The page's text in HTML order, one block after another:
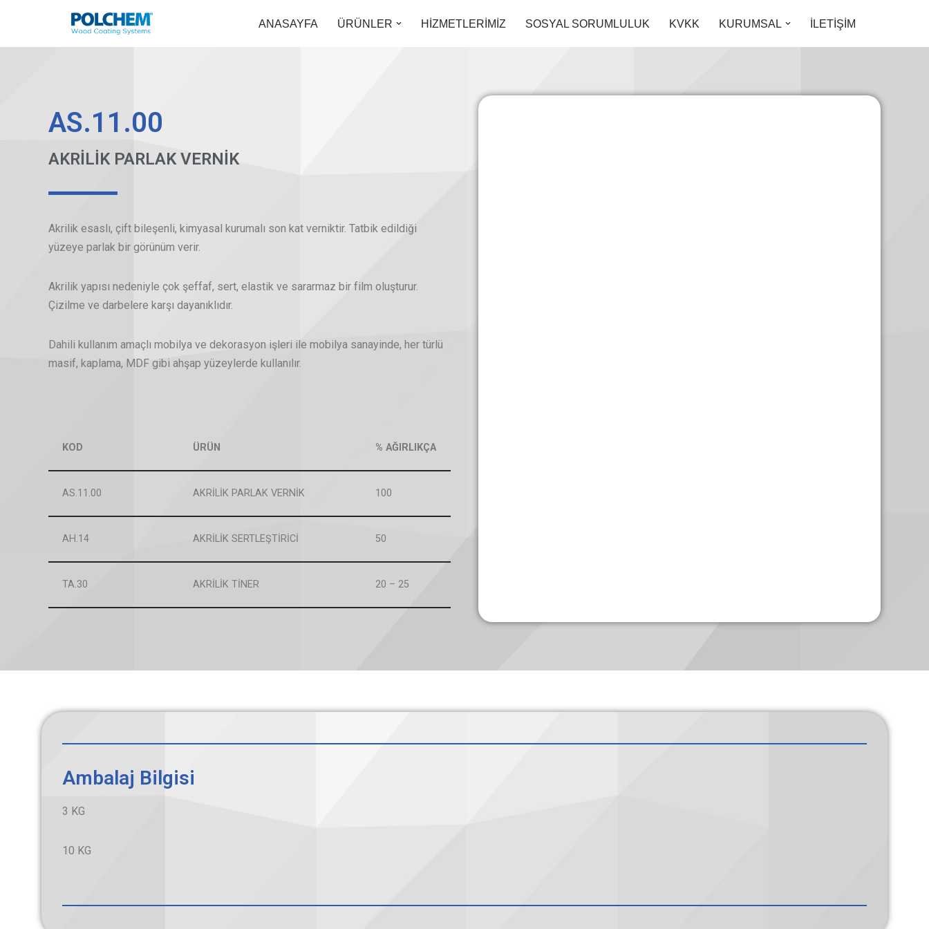
ANASAYFA ÜRÜNLER HİZMETLERİMİZ SOSYAL SORUMLULUK KVKK KURUMSAL İLETİŞİM
AS.11.00
AKRİLİK PARLAK VERNİK
Akrilik esaslı, çift bileşenli, kimyasal kurumalı son kat verniktir. Tatbik edildiği
yüzeye parlak bir görünüm verir.
Akrilik yapısı nedeniyle çok şeffaf, sert, elastik ve sararmaz bir film oluşturur.
Çizilme ve darbelere karşı dayanıklıdır.
Dahili kullanım amaçlı mobilya ve dekorasyon işleri ile mobilya sanayinde, her türlü
masif, kaplama, MDF gibi ahşap yüzeylerde kullanılır.
KOD ÜRÜN % AĞIRLIKÇA
AS.11.00 AKRİLİK PARLAK VERNİK 100
AH.14 AKRİLİK SERTLEŞTİRİCİ 50
TA.30 AKRİLİK TİNER 20 – 25
Ambalaj Bilgisi
3 KG
10 KG